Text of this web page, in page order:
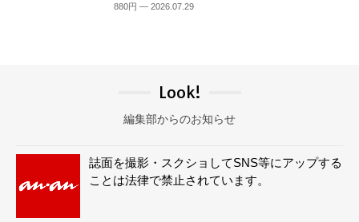
880円 — 2026.07.29
Look!
編集部からのお知らせ
誌面を撮影・スクショしてSNS等にアップする
ことは法律で禁止されています。